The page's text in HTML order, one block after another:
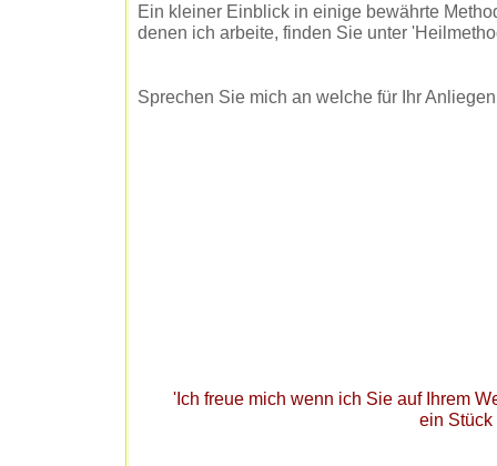
Ein kleiner Einblick in einige bewährte
denen ich arbeite, finden Sie unter
Sprechen Sie mich an welche für Ihr
'Ich freue mich wenn ich Sie auf Ihrem
ein Stück